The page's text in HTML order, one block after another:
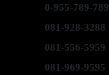
0-955-789-789
081-928-3288
081-556-5959
081-969-9595